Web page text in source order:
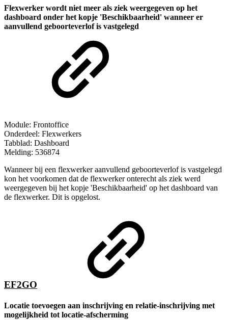
Flexwerker wordt niet meer als ziek weergegeven op het
dashboard onder het kopje 'Beschikbaarheid' wanneer er
aanvullend geboorteverlof is vastgelegd
Module: Frontoffice
Onderdeel: Flexwerkers
Tabblad: Dashboard
Melding: 536874
Wanneer bij een flexwerker aanvullend geboorteverlof is vastgelegd
kon het voorkomen dat de flexwerker onterecht als ziek werd
weergegeven bij het kopje 'Beschikbaarheid' op het dashboard van
de flexwerker. Dit is opgelost.
EF2GO
Locatie toevoegen aan inschrijving en relatie-inschrijving met
mogelijkheid tot locatie-afscherming